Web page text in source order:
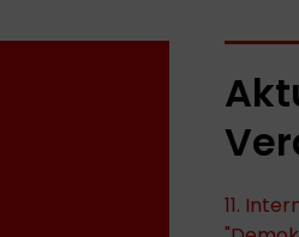
11.